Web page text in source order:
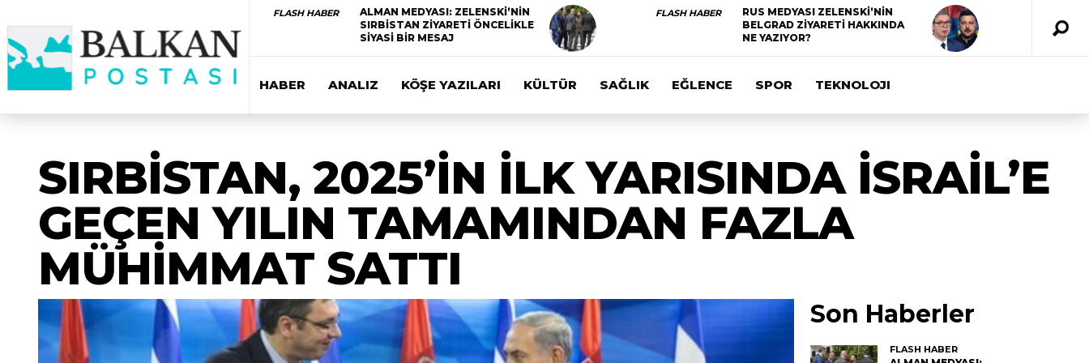
FLASH HABER
ALMAN MEDYASI: ZELENSKİ’NİN
SIRBİSTAN ZİYARETİ ÖNCELİKLE
SİYASİ BİR MESAJ
FLASH HABER
RUS MEDYASI ZELENSKİ’NİN
BELGRAD ZİYARETİ HAKKINDA
NE YAZIYOR?
HABER ANALIZ KÖŞE YAZILARI KÜLTÜR SAĞLIK EĞLENCE SPOR TEKNOLOJI
SIRBİSTAN, 2025’İN İLK YARISINDA İSRAİL’E
GEÇEN YILIN TAMAMINDAN FAZLA
MÜHİMMAT SATTI
Son Haberler
FLASH HABER